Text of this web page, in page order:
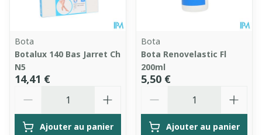
Bota
Botalux 140 Bas Jarret Ch
N5
14,41 €
Ajouter au panier
Bota
Bota Renovelastic Fl
200ml
5,50 €
Ajouter au panier